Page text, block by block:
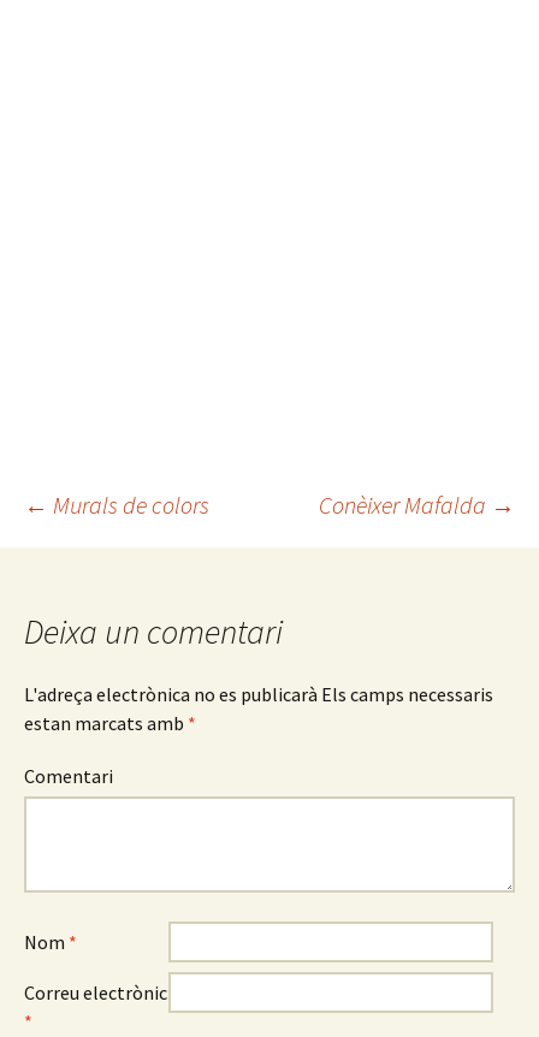
Navegació
pels
articles
← Murals de colors Conèixer Mafalda →
Deixa un comentari
L'adreça electrònica no es publicarà Els camps necessaris
estan marcats amb *
Comentari
Nom *
Correu electrònic
*